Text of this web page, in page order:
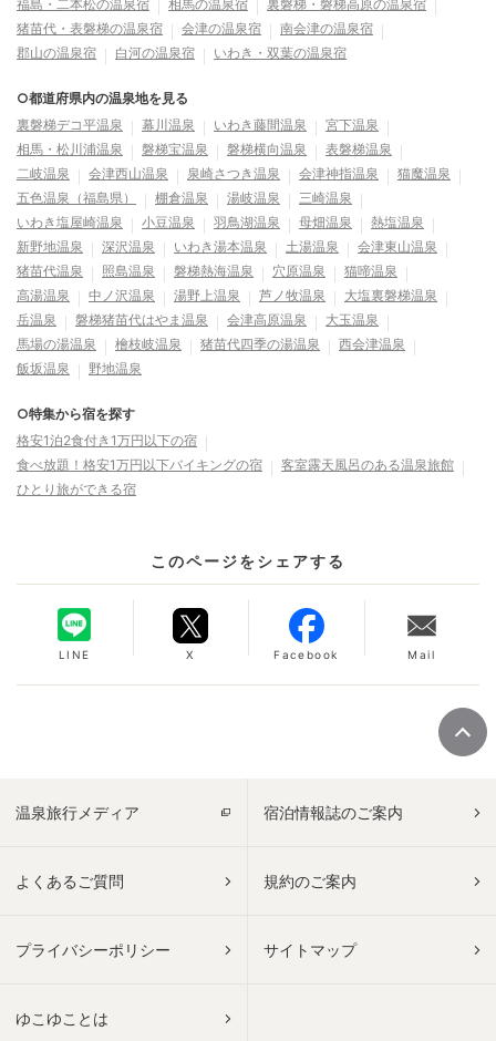
福島・二本松の温泉宿 相馬の温泉宿
裏磐梯・磐梯高原の温泉宿
猪苗代・表磐梯の温泉宿
会津の温泉宿
南会津の温泉宿
郡山の温泉宿
白河の温泉宿 いわき・双葉の温泉宿
○都道府県内の温泉地を見る
裏磐梯デコ平温泉
幕川温泉 いわき藤間温泉
宮下温泉
相馬・松川浦温泉
磐梯宝温泉 磐梯横向温泉
表磐梯温泉
二岐温泉
会津西山温泉 泉崎さつき温泉 会津神指温泉
猫魔温泉
五色温泉（福島県）
棚倉温泉 湯岐温泉
三崎温泉
いわき塩屋崎温泉
小豆温泉 羽鳥湖温泉 母畑温泉
熱塩温泉
新野地温泉
深沢温泉 いわき湯本温泉 土湯温泉
会津東山温泉
猪苗代温泉
照島温泉 磐梯熱海温泉 穴原温泉
猫啼温泉
高湯温泉
中ノ沢温泉 湯野上温泉 芦ノ牧温泉
大塩裏磐梯温泉
岳温泉
磐梯猪苗代はやま温泉 会津高原温泉
大玉温泉
馬場の湯温泉
檜枝岐温泉 猪苗代四季の湯温泉
西会津温泉
飯坂温泉
野地温泉
○特集から宿を探す
格安1泊2食付き1万円以下の宿
食べ放題！格安1万円以下バイキングの宿
客室露天風呂のある温泉旅館
ひとり旅ができる宿
このページをシェアする
LINE X Facebook Mail
温泉旅行メディア 宿泊情報誌のご案内
よくあるご質問 規約のご案内
プライバシーポリシー サイトマップ
ゆこゆことは